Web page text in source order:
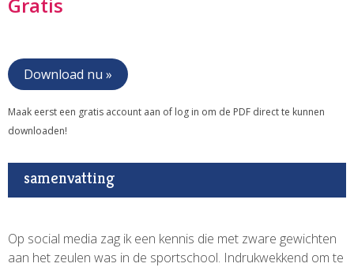
Download nu »
Maak eerst een gratis account aan of log in om de PDF direct te kunnen
downloaden!
samenvatting
Op social media zag ik een kennis die met zware gewichten
aan het zeulen was in de sportschool. Indrukwekkend om te